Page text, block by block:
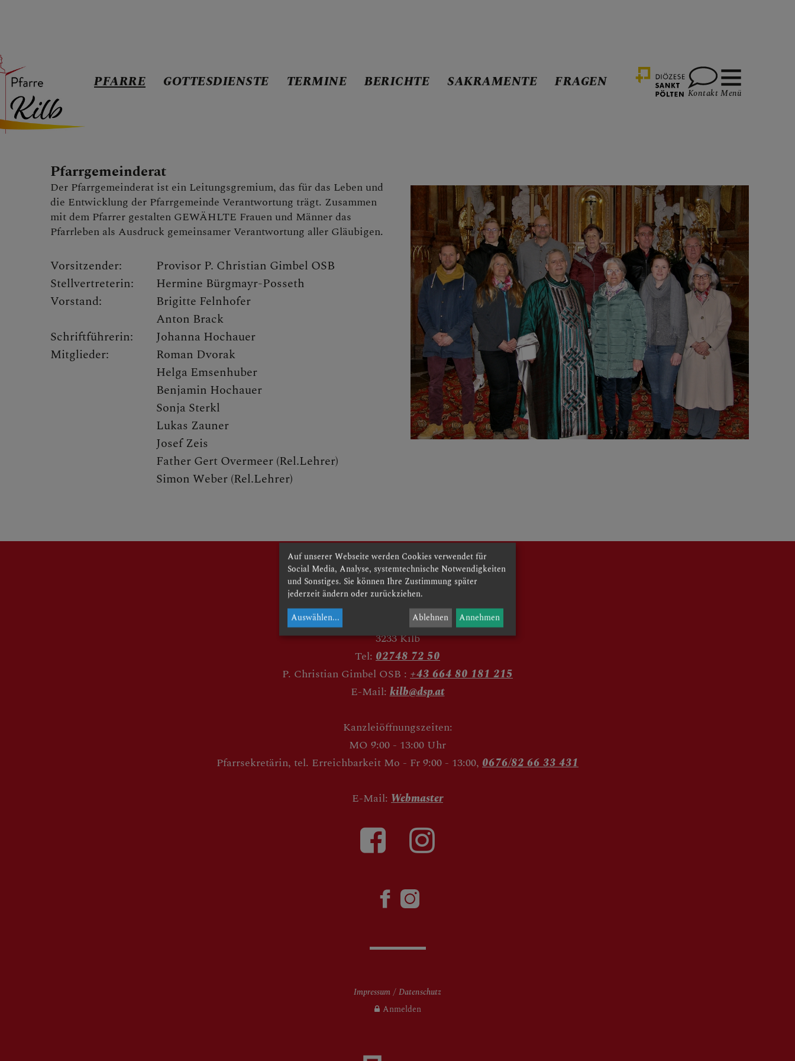
Pfarrteam
Pfarrkirche
PfarrMAGAZIN
Pfarrgemeinderat
Pfarrkirchenrat
Ausschüsse & TEAMS
GOTTESDIENSTE
PFARRE GOTTESDIENSTE TERMINE BERICHTE SAKRAMENTE FRAGEN
Kontakt Menü
Pfarrgemeinderat
Der Pfarrgemeinderat ist ein Leitungsgremium, das für das Leben und
die Entwicklung der Pfarrgemeinde Verantwortung trägt. Zusammen
mit dem Pfarrer gestalten GEWÄHLTE Frauen und Männer das
Pfarrleben als Ausdruck gemeinsamer Verantwortung aller Gläubigen.
Vorsitzender:
Provisor P. Christian Gimbel OSB
Stellvertreterin:
Hermine Bürgmayr-Posseth
Vorstand:
Brigitte Felnhofer
Anton Brack
Schriftführerin:
Johanna Hochauer
Mitglieder:
Roman Dvorak
Helga Emsenhuber
Benjamin Hochauer
Sonja Sterkl
Lukas Zauner
Josef Zeis
Father Gert Overmeer (Rel.Lehrer)
Simon Weber (Rel.Lehrer)
Kirchenweg 2
3233 Kilb
Tel: 02748 72 50
P. Christian Gimbel OSB : +43 664 80 181 215
E-Mail:kilb@dsp.at
Kanzleiöffnungszeiten:
MO 9:00 - 13:00 Uhr
Pfarrsekretärin, tel. Erreichbarkeit Mo - Fr 9:00 - 13:00, 0676/82 66 33 431
E-Mail: Webmaster
Impressum
Datenschutz
Anmelden
Auf unserer Webseite werden Cookies verwendet für
Social Media, Analyse, systemtechnische Notwendigkeiten
und Sonstiges. Sie können Ihre Zustimmung später
jederzeit ändern oder zurückziehen.
Auswählen... Ablehnen Annehmen